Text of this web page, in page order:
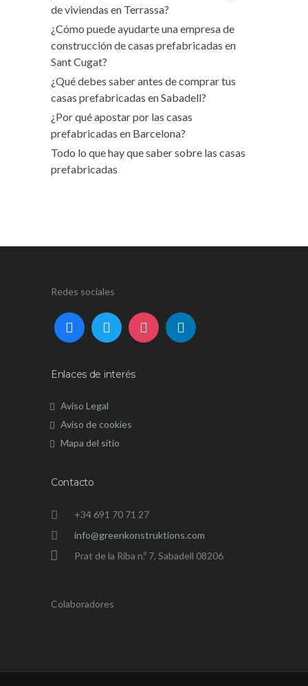
de viviendas en Terrassa?
¿Cómo puede ayudarte una empresa de
construcción de casas prefabricadas en
Sant Cugat?
¿Qué debes saber antes de comprar tus
casas prefabricadas en Sabadell?
¿Por qué apostar por las casas
prefabricadas en Barcelona?
Todo lo que hay que saber sobre las casas
prefabricadas
Redes sociales
Enlaces de interés
Aviso Legal
Aviso de cookies
Mapa del sitio
Contacto
+34 691 70 71 27
info@greenkonstruktions.com
Prat de la Riba n.º 7, Sabadell 08206
Colaboradores